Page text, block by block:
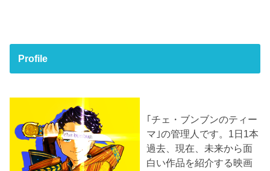
Profile
｢チェ・ブンブンのティー
マ｣の管理人です。1日1本
過去、現在、未来から面
白い作品を紹介する映画